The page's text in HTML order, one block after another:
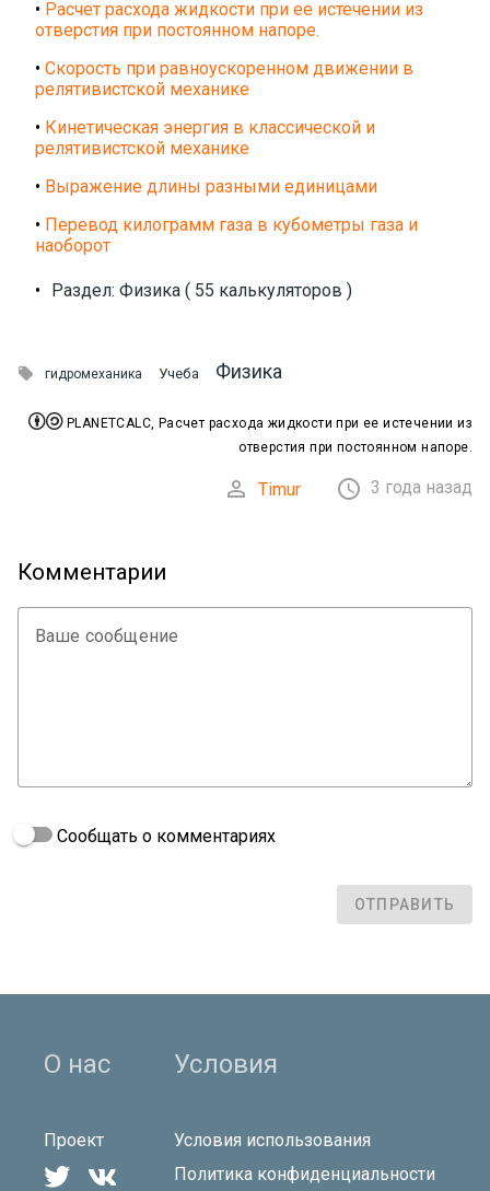
• Расчет расхода жидкости при ее истечении из
отверстия при постоянном напоре.
• Скорость при равноускоренном движении в
релятивистской механике
• Кинетическая энергия в классической и
релятивистской механике
• Выражение длины разными единицами
• Перевод килограмм газа в кубометры газа и
наоборот
• Раздел: Физика ( 55 калькуляторов )
 гидромеханика Учеба Физика
PLANETCALC, Расчет расхода жидкости при ее истечении из
отверстия при постоянном напоре.
 Timur  3 года назад
Комментарии
Ваше сообщение
Сообщать о комментариях
ОТПРАВИТЬ
О нас
Проект
 
Условия
Условия использования
Политика конфиденциальности